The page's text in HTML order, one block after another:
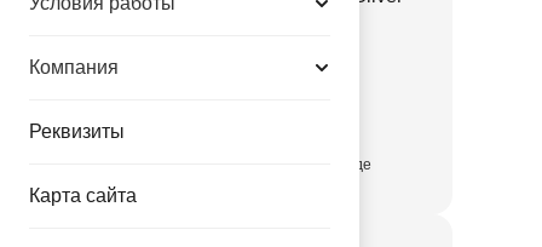
Компания
Реквизиты
Карта сайта
присутствует на складе